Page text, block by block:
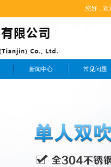
您好，欢迎
新闻中心 常见问题